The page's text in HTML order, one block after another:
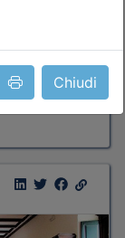
Chiudi